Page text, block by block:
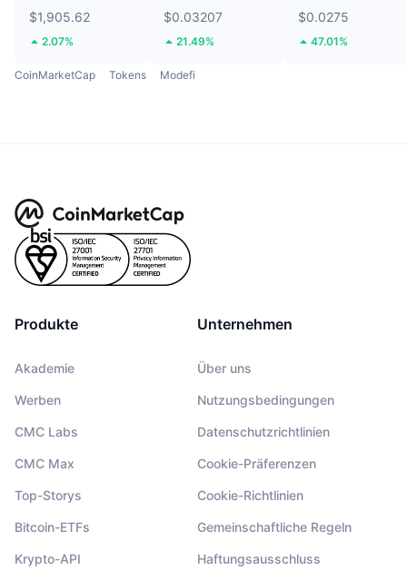
$1,905.62
2.07%
$0.03207
21.49%
$0.0275
47.01%
CoinMarketCap Tokens Modefi
Produkte
Akademie
Werben
CMC Labs
CMC Max
Top-Storys
Bitcoin-ETFs
Krypto-API
Unternehmen
Über uns
Nutzungsbedingungen
Datenschutzrichtlinien
Cookie-Präferenzen
Cookie-Richtlinien
Gemeinschaftliche Regeln
Haftungsausschluss